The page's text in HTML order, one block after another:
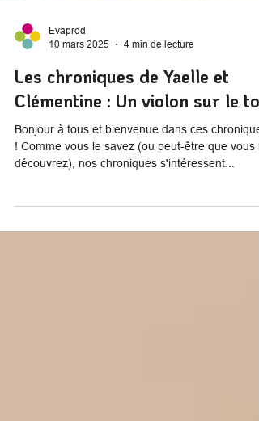
10 mars 2025
4 min de lecture
Les chroniques de Yaelle et
Clémentine : Un violon sur le toit
! Comme vous le savez (ou peut-être que vous